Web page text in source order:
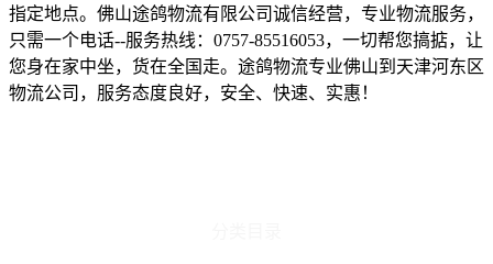
指定地点。佛山途鸽物流有限公司诚信经营，专业物流服务，
只需一个电话--服务热线： 0757-85516053，一切帮您搞掂，让
您身在家中坐，货在全国走。途鸽物流专业佛山到 天津河东区
物流公司，服务态度良好，安全、快速、实惠！